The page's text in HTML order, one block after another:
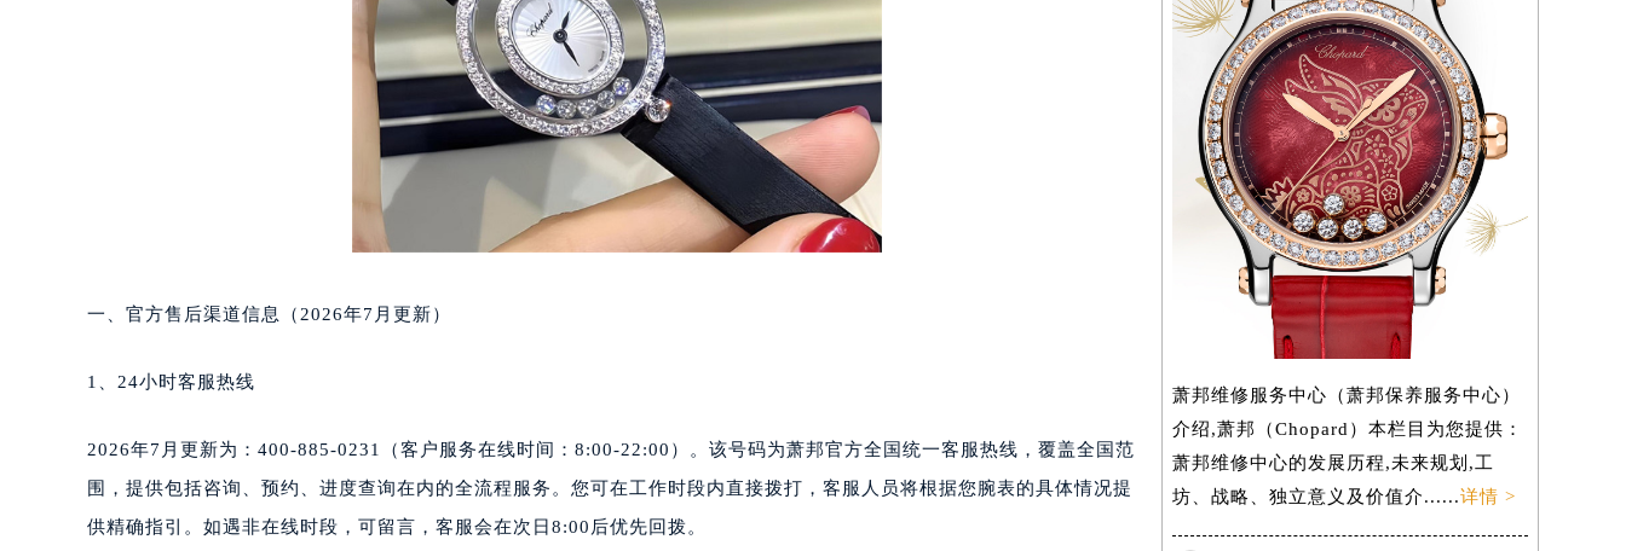
长沙市芙蓉区定王台街道建湘路393号世茂环球金融中心写字楼（芙蓉广场）10层13室（需提前预约）
郑州市二七区铭功路10号华润大厦写字楼29层2905室（需提前预约）
太原市迎泽区解放路15号亨得利名表服务中心（品牌授权店）3层整层（需提前预约）
沈阳市沈河区中街路137号亨得利名表服务中心（品牌授权店）1层整层（需提前预约）
沈阳市沈河区中街路83号亨得利名表服务中心（品牌授权店）1层整层（需提前预约）
乌鲁木齐市天山区红山路26号时代广场（CCMALL）C座17层17-B（需提前预约）
温州市鹿城区锦绣路1067号置信广场10层1015室（需提前预约）
哈尔滨市道里区友谊西路600号富力中心T2座写字楼29层03室（需提前预约）
佛山市禅城区季华五路57号万科金融中心C座12层1205室（需提前预约）
无锡市梁溪区人民中路139号恒隆广场写字楼1座11层1104室（需提前预约）
苏州市苏州工业园区星港街199号苏州中心办公楼C座22层08室（需提前预约）
武汉市江汉区解放大道686号世界贸易大厦38层09室（需提前预约）
南宁市青秀区金湖路59号地王大厦12楼1224室（需提前预约）
一、官方售后渠道信息（2026年7月更新）
1、24小时客服热线
2026年7月更新为：400-885-0231（客户服务在线时间：8:00-22:00）。该号码为萧邦官方全国统一客服热线，覆盖全国范
围，提供包括咨询、预约、进度查询在内的全流程服务。您可在工作时段内直接拨打，客服人员将根据您腕表的具体情况提
供精确指引。如遇非在线时段，可留言，客服会在次日8:00后优先回拨。
萧邦维修服务中心（萧邦保养服务中心）
介绍,萧邦（Chopard）本栏目为您提供：
萧邦维修中心的发展历程,未来规划,工
坊、战略、独立意义及价值介......详情 >